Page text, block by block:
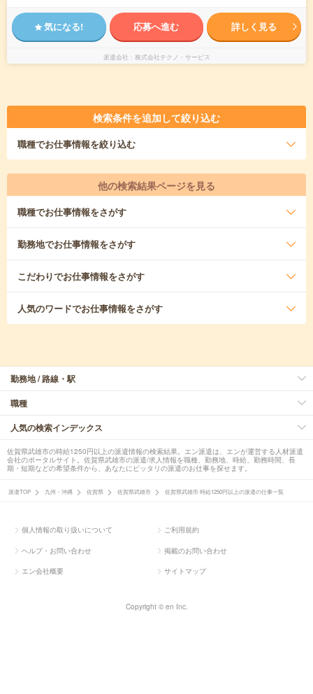
気になる! 応募へ進む 詳しく見る
派遣会社 株式会社テクノ・サービス
検索条件を追加して絞り込む
職種でお仕事情報を絞り込む
他の検索結果ページを見る
職種でお仕事情報をさがす
勤務地でお仕事情報をさがす
こだわりでお仕事情報をさがす
人気のワードでお仕事情報をさがす
勤務地 / 路線・駅
職種
人気の検索インデックス
佐賀県武雄市の時給1250円以上の派遣情報の検索結果。エン派遣は、エンが運営する人材派遣
会社のポータルサイト。佐賀県武雄市の派遣/求人情報を職種、勤務地、時給、勤務時間、長
期・短期などの希望条件から、あなたにピッタリの派遣のお仕事を探せます。
派遣TOP 九州・沖縄 佐賀県 佐賀県武雄市 佐賀県武雄市 時給1250円以上の派遣の仕事一覧
個人情報の取り扱いについて ご利用規約
ヘルプ・お問い合わせ 掲載のお問い合わせ
エン会社概要 サイトマップ
Copyright © en Inc.